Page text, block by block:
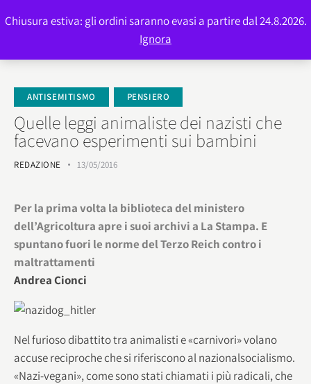
ANTISEMITISMO PENSIERO
Quelle leggi animaliste dei nazisti che
facevano esperimenti sui bambini
REDAZIONE 13/05/2016
Per la prima volta la biblioteca del ministero
dell’Agricoltura apre i suoi archivi a La Stampa. E
spuntano fuori le norme del Terzo Reich contro i
maltrattamenti
Andrea Cionci
Nel furioso dibattito tra animalisti e «carnivori» volano
accuse reciproche che si riferiscono al nazionalsocialismo.
«Nazi-vegani», come sono stati chiamati i più radicali, che
Chiusura estiva: gli ordini saranno evasi a partire dal 24.8.2026.
Ignora